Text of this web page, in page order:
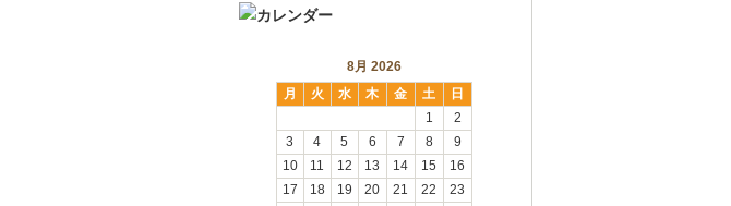
8月 2026
月
火 水 木 金 土 日
1
2
3
4 5 6 7 8
9
10
11 12 13 14 15
16
17
18 19 20 21 22
23